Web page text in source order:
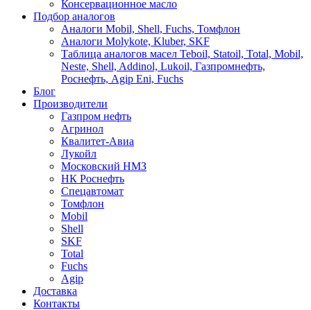
Консервационное масло
Подбор аналогов
Аналоги Mobil, Shell, Fuchs, Томфлон
Аналоги Molykote, Kluber, SKF
Таблица аналогов масел Teboil, Statoil, Total, Mobil,
Neste, Shell, Addinol, Lukoil, Газпромнефть,
Роснефть, Agip Eni, Fuchs
Блог
Производители
Газпром нефть
Агринол
Квалитет-Авиа
Лукойл
Московский НМЗ
НК Роснефть
Спецавтомат
Томфлон
Mobil
Shell
SKF
Total
Fuchs
Agip
Доставка
Контакты